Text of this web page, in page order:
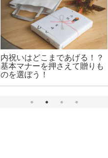
内祝いはどこまであげる！？
基本マナーを押さえて贈りも
のを選ぼう！